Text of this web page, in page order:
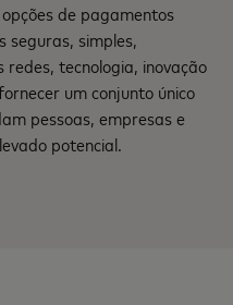
de pagamentos
seguras, simples,
redes, tecnologia, inovação
um conjunto único
pessoas, empresas e
potencial.